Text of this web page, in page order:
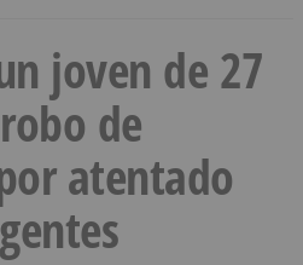
joven de 27
de
atentado